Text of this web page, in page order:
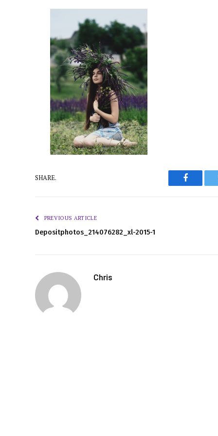
SHARE.
PREVIOUS ARTICLE
Depositphotos_214076282_xl-2015-1
Chris